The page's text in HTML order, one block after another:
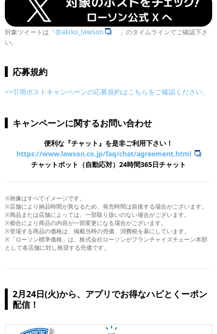
対象ツイートは「@akiko_lawson
」のタイムラインでご確認下さ
い。
応募規約
>>引用ポストキャンペーンの応募規約はこちらをご確認ください。
キャンペーンに関するお問い合わせ
便利な『チャット』を是非ご利用下さい！
https://www.lawson.co.jp/faq/chat/agreement.html
チャットボット（自動応対）24時間365日チャット
※画像はすべてイメージです。
※店舗により納品時間が異なるため、発売時間は前後する場合がございます。
※商品または店舗によっては、一部取り扱いのない場合がございます。
※都合により商品の内容が一部変更になる場合がございます。
※登場する商品の価格は、掲載当時の売価、消費税を基にしています。
※「ローソン標準価格」は、株式会社ローソンがフランチャイズチェーン本部
として各店舗に対し推奨する売価です。
2月24日(火)から、アプリでお得なハピとくーポン
配信！